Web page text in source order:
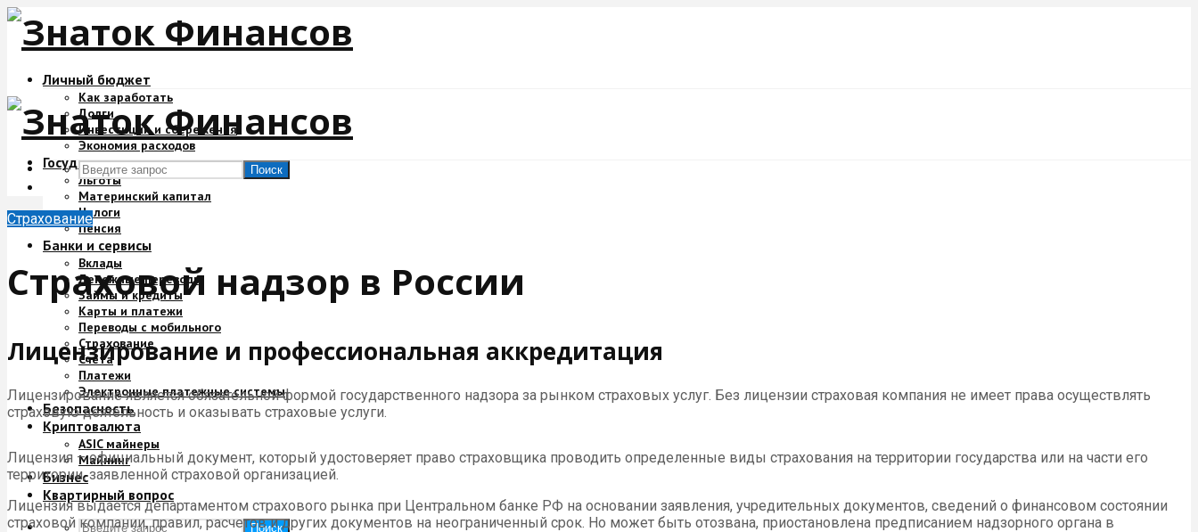
Личный бюджет
Как заработать
Долги
Инвестиции и сбережения
Экономия расходов
Государство и деньги
Льготы
Материнский капитал
Налоги
Пенсия
Банки и сервисы
Вклады
Денежные переводы
Займы и кредиты
Карты и платежи
Переводы с мобильного
Страхование
Счета
Платежи
Электронные платежные системы
Безопасность
Криптовалюта
ASIC майнеры
Майнинг
Бизнес
Квартирный вопрос
Поиск
Поиск
Страхование
Страховой надзор в России
Лицензирование и профессиональная аккредитация
Лицензирование является обязательной формой государственного надзора за рынком страховых услуг. Без лицензии страховая компания не имеет права осуществлять
страховую деятельность и оказывать страховые услуги.
Лицензия – официальный документ, который удостоверяет право страховщика проводить определенные виды страхования на территории государства или на части его
территории, заявленной страховой организацией.
Лицензия выдается департаментом страхового рынка при Центральном банке РФ на основании заявления, учредительных документов, сведений о финансовом состоянии
страховой компании, правил, расчетов и других документов на неограниченный срок. Но может быть отозвана, приостановлена предписанием надзорного органа в